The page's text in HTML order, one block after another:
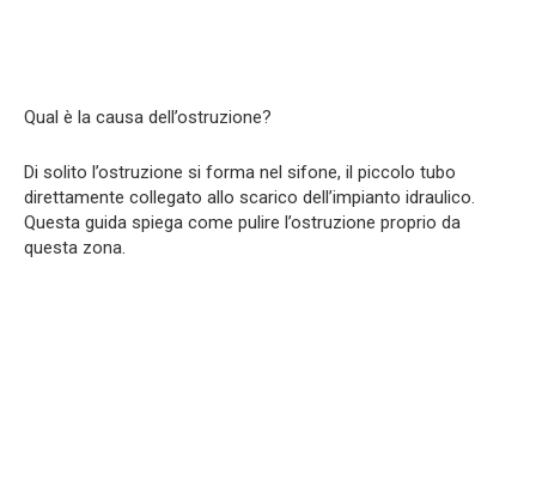
Qual è la causa dell’ostruzione?
Di solito l’ostruzione si forma nel sifone, il piccolo tubo
direttamente collegato allo scarico dell’impianto idraulico.
Questa guida spiega come pulire l’ostruzione proprio da
questa zona.